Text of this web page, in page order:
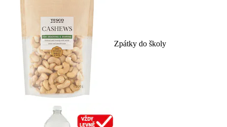
Zpátky do školy